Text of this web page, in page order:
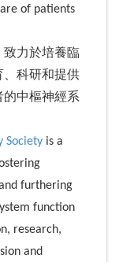
of patients
力於培養臨
、科研和提供
的中樞神經系
Society is a
furthering
function
research,
and